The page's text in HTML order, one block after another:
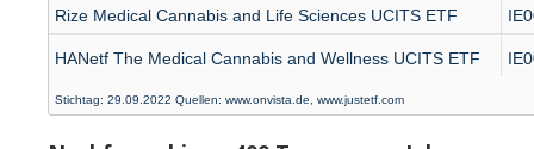
Rize Medical Cannabis and Life Sciences UCITS ETF
HANetf The Medical Cannabis and Wellness UCITS ETF
Stichtag: 29.09.2022 Quellen: www.onvista.de, www.justetf.com